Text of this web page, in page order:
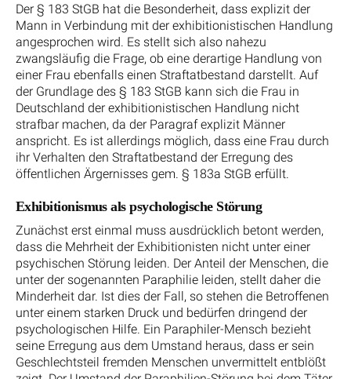
Der § 183 StGB hat die Besonderheit, dass explizit der
Mann in Verbindung mit der exhibitionistischen Handlung
angesprochen wird. Es stellt sich also nahezu
zwangsläufig die Frage, ob eine derartige Handlung von
einer Frau ebenfalls einen Straftatbestand darstellt. Auf
der Grundlage des § 183 StGB kann sich die Frau in
Deutschland der exhibitionistischen Handlung nicht
strafbar machen, da der Paragraf explizit Männer
anspricht. Es ist allerdings möglich, dass eine Frau durch
ihr Verhalten den Straftatbestand der Erregung des
öffentlichen Ärgernisses gem. § 183a StGB erfüllt.
Exhibitionismus als psychologische Störung
Zunächst erst einmal muss ausdrücklich betont werden,
dass die Mehrheit der Exhibitionisten nicht unter einer
psychischen Störung leiden. Der Anteil der Menschen, die
unter der sogenannten Paraphilie leiden, stellt daher die
Minderheit dar. Ist dies der Fall, so stehen die Betroffenen
unter einem starken Druck und bedürfen dringend der
psychologischen Hilfe. Ein Paraphiler-Mensch bezieht
seine Erregung aus dem Umstand heraus, dass er sein
Geschlechtsteil fremden Menschen unvermittelt entblößt